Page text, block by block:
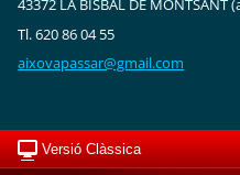
43372 LA BISBAL DE MONTSANT
Tl. 620 86 04 55
aixovapassar@gmail.com
Versió Clàssica